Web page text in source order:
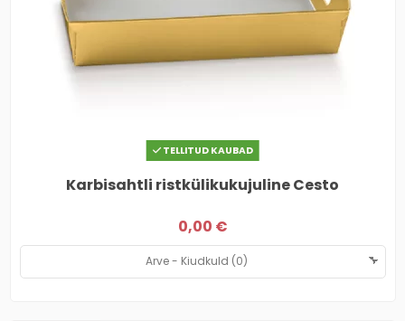
TELLITUD KAUBAD
Karbisahtli ristkülikukujuline Cesto
0,00 €